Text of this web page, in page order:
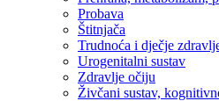
Probava
Štitnjača
Trudnoća i dječje
Urogenitalni sustav
Zdravlje očiju
Živčani sustav,